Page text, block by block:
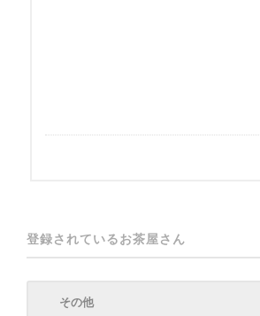
登録されているお茶屋さん
その他